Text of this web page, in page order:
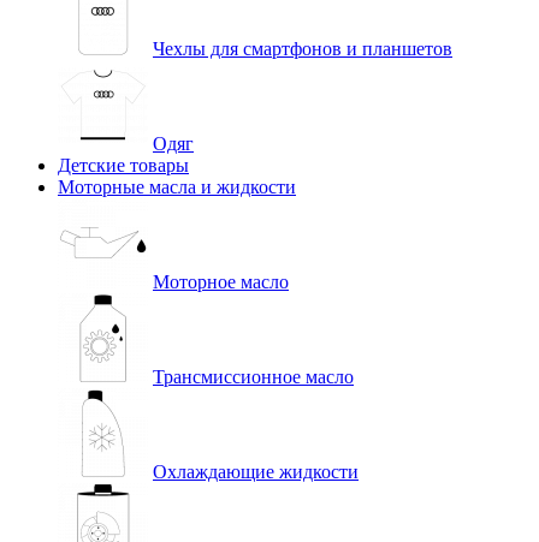
Чехлы для смартфонов и планшетов
Одяг
Детские товары
Моторные масла и жидкости
Моторное масло
Трансмиссионное масло
Охлаждающие жидкости